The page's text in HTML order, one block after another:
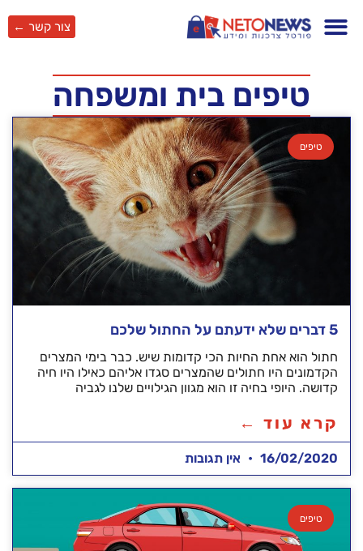
צור קשר ←
טיפים בית ומשפחה
טיפים
5 דברים שלא ידעתם על החתול שלכם
חתול הוא אחת החיות הכי קדומות שיש. כבר בימי המצרים
הקדמונים היו חתולים שהמצרים סגדו אליהם כאילו היו חיה
קדושה. היופי בחיה זו הוא מגוון הגילויים שלנו לגביה
קרא עוד ←
16/02/2020 אין תגובות
טיפים